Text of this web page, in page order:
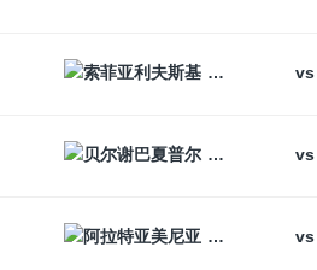
索菲亚利夫斯基
vs
贝尔谢巴夏普尔
vs
阿拉特亚美尼亚
vs